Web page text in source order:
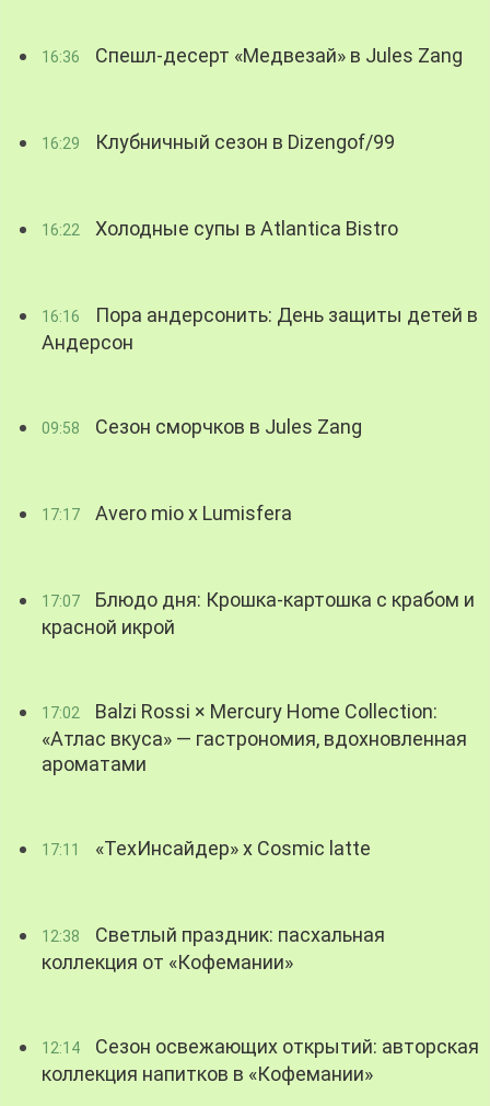
16:36 Спешл-десерт «Медвезай» в Jules Zang
16:29 Клубничный сезон в Dizengof/99
16:22 Холодные супы в Atlantica Bistro
16:16
Пора андерсонить: День защиты детей в
Андерсон
09:58 Сезон сморчков в Jules Zang
17:17 Avero mio x Lumisfera
17:07
Блюдо дня: Крошка-картошка с крабом и
красной икрой
17:02
Balzi Rossi × Mercury Home Collection:
«Атлас вкуса» — гастрономия, вдохновленная
ароматами
17:11 «ТехИнсайдер» х Cosmic latte
12:38
Светлый праздник: пасхальная
коллекция от «Кофемании»
12:14
Сезон освежающих открытий: авторская
коллекция напитков в «Кофемании»